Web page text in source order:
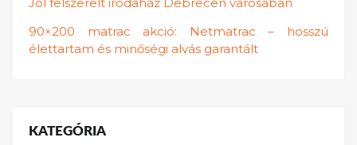
90×200 matrac akció: Netmatrac – hosszú
élettartam és minőségi alvás garantált
KATEGÓRIA